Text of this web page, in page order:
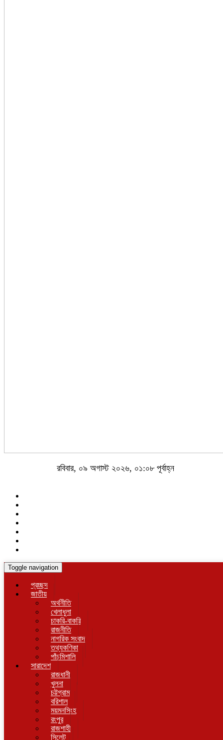
রবিবার, ০৯ অগাস্ট ২০২৬, ০১:০৮ পূর্বাহ্ন
Toggle navigation
প্রচ্ছদ
জাতীয়
অর্থনীতি
খেলাধুলা
চাকরি-বাকরি
রাজনীতি
নাগরিক সংবাদ
তথ্যকণিকা
পাঁচমিশালি
সারাদেশ
রাজধানী
খুলনা
চট্টগ্রাম
বরিশাল
ময়মনসিংহ
রংপুর
রাজশাহী
সিলেট